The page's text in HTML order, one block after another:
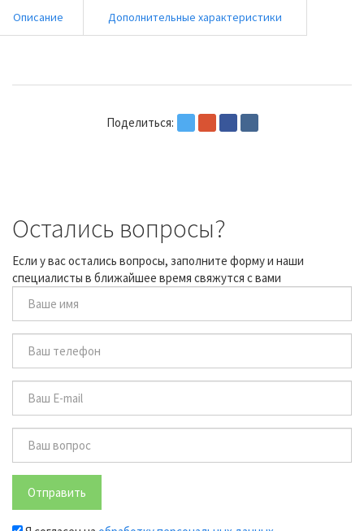
Описание Дополнительные характеристики
Поделиться:
Остались вопросы?
Если у вас остались вопросы, заполните форму и наши
специалисты в ближайшее время свяжутся с вами
Отправить